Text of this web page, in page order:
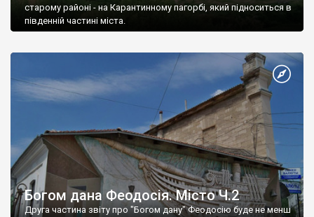
старому районі - на Карантинному пагорбі, який підноситься в
південній частині міста.
Богом дана Феодосія. Місто Ч.2
Друга частина звіту про "Богом дану" Феодосію буде не менш